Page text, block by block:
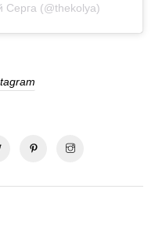
Серга (@thekolya)